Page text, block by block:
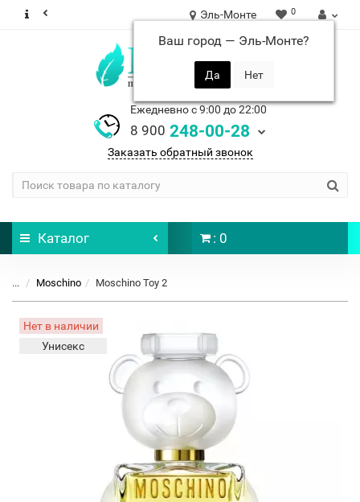
Эль-Монте
Ваш город — Эль-Монте?
0
Ежедневно с 9:00 до 22:00
8 900 248-00-28
Заказать обратный звонок
Каталог : 0
... Moschino Moschino Toy 2
Нет в наличии
Унисекс